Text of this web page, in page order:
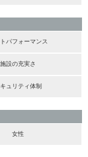
パフォーマンス
施設の充実さ
ュリティ体制
女性